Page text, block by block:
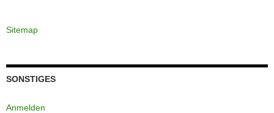
Sitemap
SONSTIGES
Anmelden